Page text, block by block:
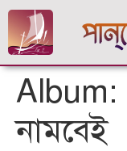
Album:
নামবেই